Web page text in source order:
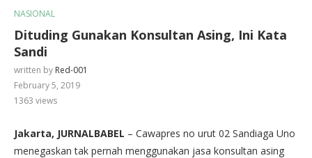
NASIONAL
Dituding Gunakan Konsultan Asing, Ini Kata
Sandi
written by Red-001
February 5, 2019
1363 views
Jakarta, JURNALBABEL – Cawapres no urut 02 Sandiaga Uno
menegaskan tak pernah menggunakan jasa konsultan asing